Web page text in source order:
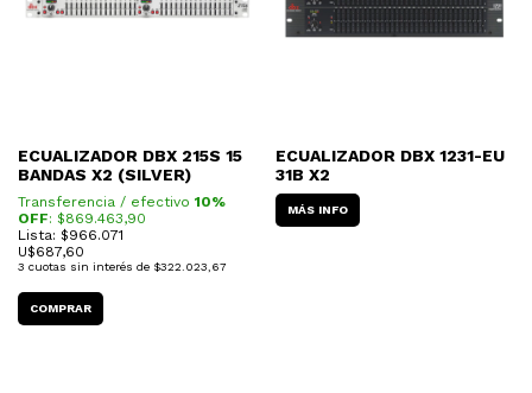
ECUALIZADOR DBX 215S 15
BANDAS X2 (SILVER)
Transferencia / efectivo 10%
OFF: $869.463,90
Lista: $966.071
U$687,60
3 cuotas sin interés de $322.023,67
ECUALIZADOR DBX 1231-EU
31B X2
MÁS INFO